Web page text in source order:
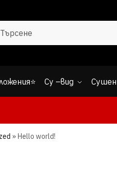
Су –вид
» Hello world!